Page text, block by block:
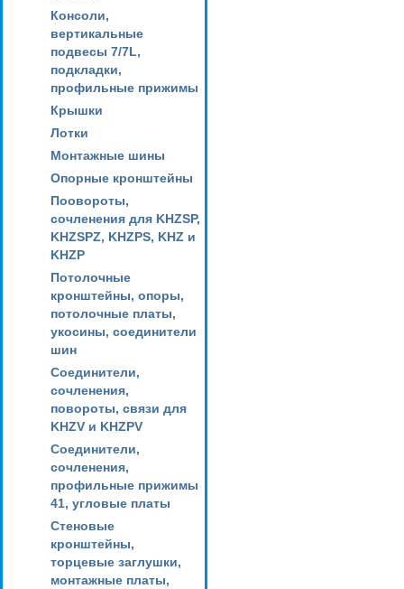
Консоли,
вертикальные
подвесы 7/7L,
подкладки,
профильные прижимы
Крышки
Лотки
Монтажные шины
Опорные кронштейны
Поовороты,
сочленения для KHZSP,
KHZSPZ, KHZPS, KHZ и
KHZP
Потолочные
кронштейны, опоры,
потолочные платы,
укосины, соединители
шин
Соединители,
сочленения,
повороты, связи для
KHZV и KHZPV
Соединители,
сочленения,
профильные прижимы
41, угловые платы
Стеновые
кронштейны,
торцевые заглушки,
монтажные платы,